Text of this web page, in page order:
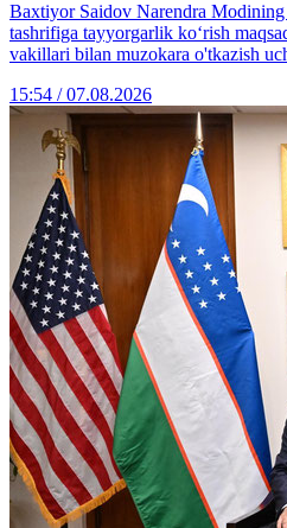
Baxtiyor Saidov Narendra Modining
tashrifiga tayyorgarlik ko‘rish
vakillari bilan muzokara o'tkazish
15:54 / 07.08.2026